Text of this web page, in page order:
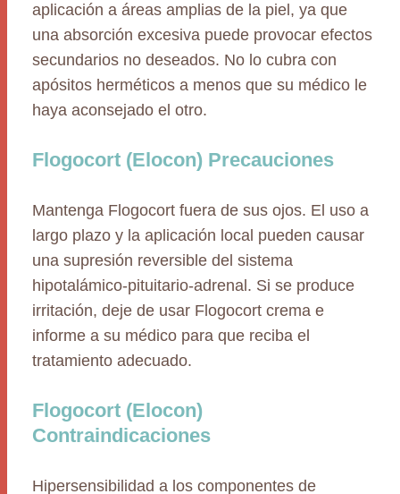
aplicación a áreas amplias de la piel, ya que
una absorción excesiva puede provocar efectos
secundarios no deseados. No lo cubra con
apósitos herméticos a menos que su médico le
haya aconsejado el otro.
Flogocort (Elocon) Precauciones
Mantenga Flogocort fuera de sus ojos. El uso a
largo plazo y la aplicación local pueden causar
una supresión reversible del sistema
hipotalámico-pituitario-adrenal. Si se produce
irritación, deje de usar Flogocort crema e
informe a su médico para que reciba el
tratamiento adecuado.
Flogocort (Elocon)
Contraindicaciones
Hipersensibilidad a los componentes de